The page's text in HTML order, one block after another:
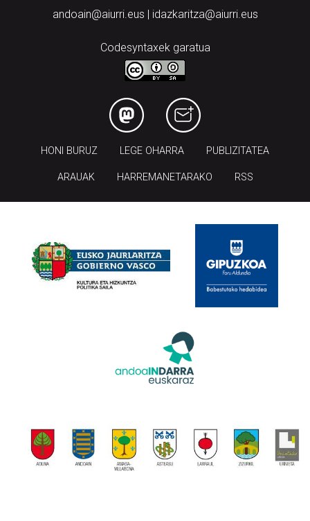
andoain@aiurri.eus | idazkaritza@aiurri.eus
Codesyntaxek garatua
HONI BURUZ LEGE OHARRA PUBLIZITATEA
ARAUAK HARREMANETARAKO RSS